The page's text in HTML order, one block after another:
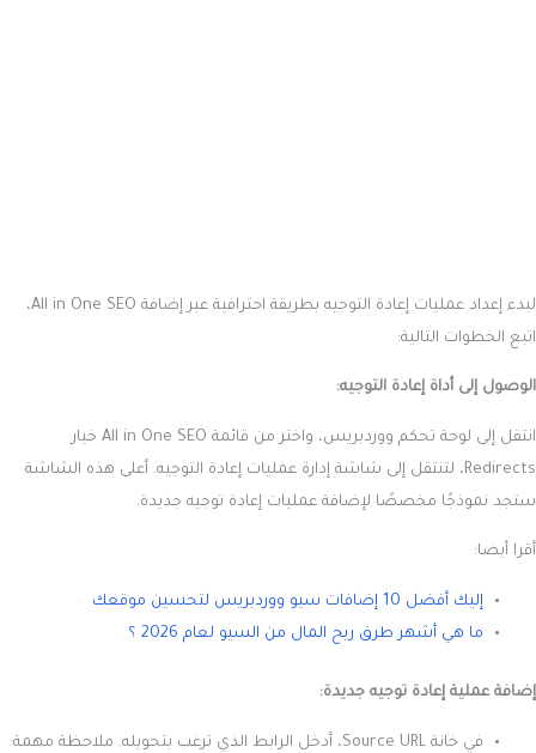
لبدء إعداد عمليات إعادة التوجيه بطريقة احترافية عبر إضافة All in One SEO،
اتبع الخطوات التالية:
الوصول إلى أداة إعادة التوجيه:
انتقل إلى لوحة تحكم ووردبريس، واختر من قائمة All in One SEO خيار
Redirects، لتنتقل إلى شاشة إدارة عمليات إعادة التوجيه. أعلى هذه الشاشة
ستجد نموذجًا مخصصًا لإضافة عمليات إعادة توجيه جديدة.
أقرا أيضا:
إليك أفضل 10 إضافات سيو ووردبريس لتحسين موقعك
ما هي أشهر طرق ربح المال من السيو لعام 2026 ؟
إضافة عملية إعادة توجيه جديدة:
في خانة Source URL، أدخل الرابط الذي ترغب بتحويله. ملاحظة مهمة: